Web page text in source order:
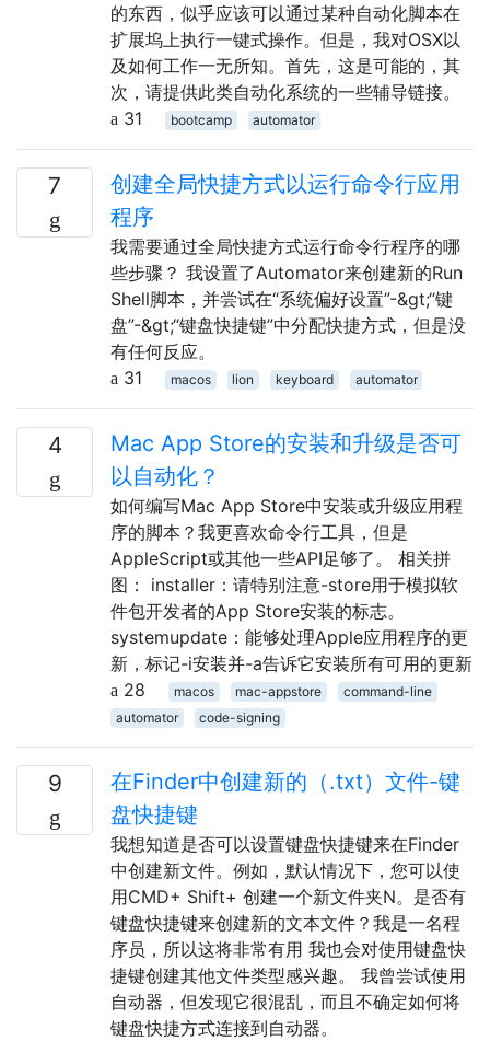
的东西，似乎应该可以通过某种自动化脚本在
扩展坞上执行一键式操作。但是，我对OSX以
及如何工作一无所知。首先，这是可能的，其
次，请提供此类自动化系统的一些辅导链接。
31
bootcamp automator
7
创建全局快捷方式以运行命令行应用
程序
我需要通过全局快捷方式运行命令行程序的哪
些步骤？ 我设置了Automator来创建新的Run
Shell脚本，并尝试在“系统偏好设置”-&gt;“键
盘”-&gt;“键盘快捷键”中分配快捷方式，但是没
有任何反应。
31
macos lion keyboard automator
4
Mac App Store的安装和升级是否可
以自动化？
如何编写Mac App Store中安装或升级应用程
序的脚本？我更喜欢命令行工具，但是
AppleScript或其他一些API足够了。 相关拼
图： installer：请特别注意-store用于模拟软
件包开发者的App Store安装的标志。
systemupdate：能够处理Apple应用程序的更
新，标记-i安装并-a告诉它安装所有可用的更新
28
macos mac-appstore
command-line
automator
code-signing
9
在Finder中创建新的（.txt）文件-键
盘快捷键
我想知道是否可以设置键盘快捷键来在Finder
中创建新文件。例如，默认情况下，您可以使
用CMD+ Shift+ 创建一个新文件夹N。是否有
键盘快捷键来创建新的文本文件？我是一名程
序员，所以这将非常有用 我也会对使用键盘快
捷键创建其他文件类型感兴趣。 我曾尝试使用
自动器，但发现它很混乱，而且不确定如何将
键盘快捷方式连接到自动器。